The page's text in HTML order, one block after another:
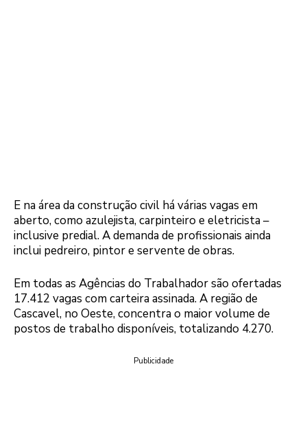
E na área da construção civil há várias vagas em
aberto, como azulejista, carpinteiro e eletricista –
inclusive predial. A demanda de profissionais ainda
inclui pedreiro, pintor e servente de obras.
Em todas as Agências do Trabalhador são ofertadas
17.412 vagas com carteira assinada. A região de
Cascavel, no Oeste, concentra o maior volume de
postos de trabalho disponíveis, totalizando 4.270.
Publicidade